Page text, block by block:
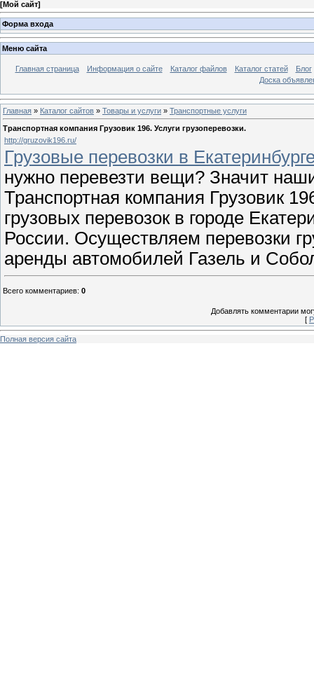
[Мой сайт]
Форма входа
Меню сайта
Главная страница Информация о сайте Каталог файлов Каталог статей
Блог
Доска
Главная » Каталог сайтов » Товары и услуги » Транспортные услуги
Транспортная компания Грузовик 196. Услуги грузоперевозки.
http://gruzovik196.ru/
Грузовые перевозки в
нужно перевезти вещи? Значит
Транспортная компания Грузовик
грузовых перевозок в городе
России. Осуществляем перевозки
аренды автомобилей Газель и
Всего комментариев: 0
Добавлять комментарии
[
Полная версия сайта